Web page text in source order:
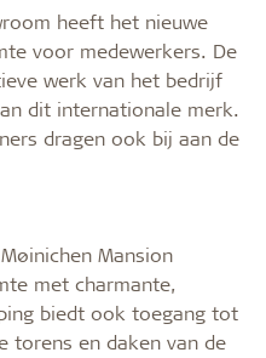
heeft het nieuwe
voor medewerkers. De
werk van het bedrijf
dit internationale merk.
dragen ook bij aan de
Mansion
met charmante,
biedt ook toegang tot
torens en daken van de